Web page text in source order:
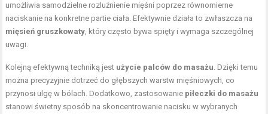
umożliwia samodzielne rozluźnienie mięśni poprzez równomierne
naciskanie na konkretne partie ciała. Efektywnie działa to zwłaszcza na
mięsień gruszkowaty, który często bywa spięty i wymaga szczególnej
uwagi.
Kolejną efektywną techniką jest użycie palców do masażu. Dzięki temu
można precyzyjnie dotrzeć do głębszych warstw mięśniowych, co
przynosi ulgę w bólach. Dodatkowo, zastosowanie piłeczki do masażu
stanowi świetny sposób na skoncentrowanie nacisku w wybranych